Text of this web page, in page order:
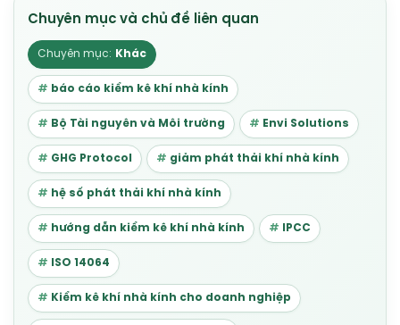
Khác
báo cáo kiểm kê khí nhà kính
Bộ Tài nguyên và Môi trường Envi Solutions
GHG Protocol giảm phát thải khí nhà kính
hệ số phát thải khí nhà kính
hướng dẫn kiểm kê khí nhà kính IPCC
ISO 14064
Kiểm kê khí nhà kính cho doanh nghiệp